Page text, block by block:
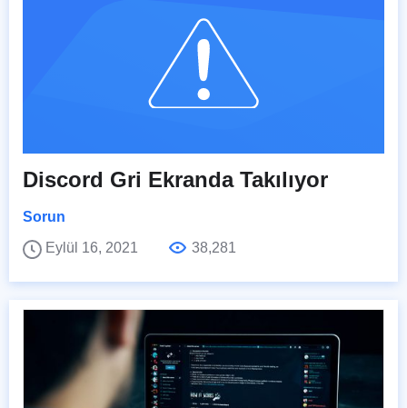
Discord Gri Ekranda Takılıyor
Sorun
Eylül 16, 2021
38,281